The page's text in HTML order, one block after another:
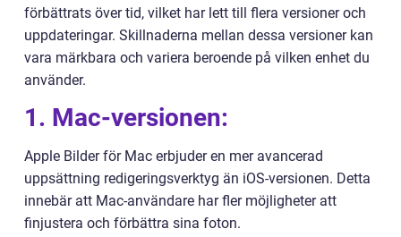
förbättrats över tid, vilket har lett till flera versioner och
uppdateringar. Skillnaderna mellan dessa versioner kan
vara märkbara och variera beroende på vilken enhet du
använder.
1. Mac-versionen:
Apple Bilder för Mac erbjuder en mer avancerad
uppsättning redigeringsverktyg än iOS-versionen. Detta
innebär att Mac-användare har fler möjligheter att
finjustera och förbättra sina foton.